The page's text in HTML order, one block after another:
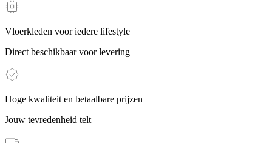
Vloerkleden voor iedere lifestyle
Direct beschikbaar voor levering
Hoge kwaliteit en betaalbare prijzen
Jouw tevredenheid telt